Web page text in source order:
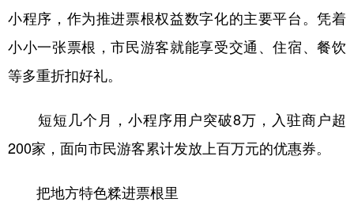
小程序，作为推进票根权益数字化的主要平台。凭着
小小一张票根，市民游客就能享受交通、住宿、餐饮
等多重折扣好礼。
短短几个月，小程序用户突破8万，入驻商户超
200家，面向市民游客累计发放上百万元的优惠券。
把地方特色糅进票根里